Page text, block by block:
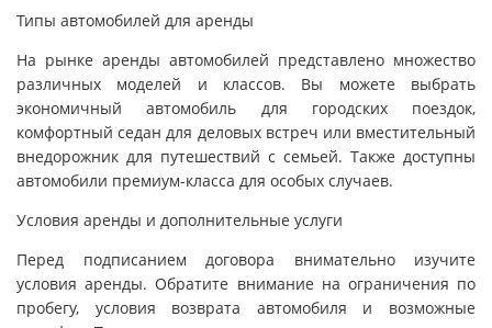
Типы автомобилей для аренды
На рынке аренды автомобилей представлено множество
различных моделей и классов. Вы можете выбрать
экономичный автомобиль для городских поездок,
комфортный седан для деловых встреч или вместительный
внедорожник для путешествий с семьей. Также доступны
автомобили премиум-класса для особых случаев.
Условия аренды и дополнительные услуги
Перед подписанием договора внимательно изучите
условия аренды. Обратите внимание на ограничения по
пробегу, условия возврата автомобиля и возможные